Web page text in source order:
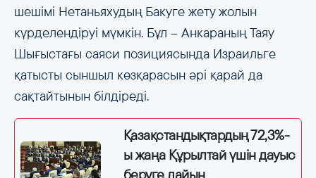
шешімі Нетаньяхудың Бакуге жету жолын
күрделендіруі мүмкін. Бұл – Анкараның Таяу
Шығыстағы саяси позициясында Израильге
қатысты сыншыл көзқарасын әрі қарай да
сақтайтынын білдіреді.
Қазақстандықтардың 72,3%-
ы жаңа Құрылтай үшін дауыс